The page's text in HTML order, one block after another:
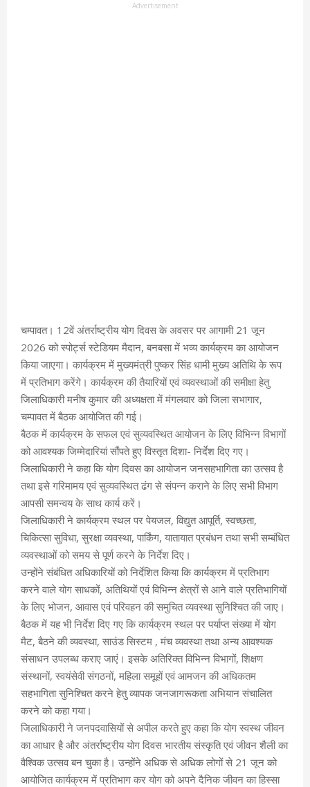
Advertisement
चम्पावत। 12वें अंतर्राष्ट्रीय योग दिवस के अवसर पर आगामी 21 जून
2026 को स्पोर्ट्स स्टेडियम मैदान, बनबसा में भव्य कार्यक्रम का आयोजन
किया जाएगा। कार्यक्रम में मुख्यमंत्री पुष्कर सिंह धामी मुख्य अतिथि के रूप
में प्रतिभाग करेंगे। कार्यक्रम की तैयारियों एवं व्यवस्थाओं की समीक्षा हेतु
जिलाधिकारी मनीष कुमार की अध्यक्षता में मंगलवार को जिला सभागार,
चम्पावत में बैठक आयोजित की गई।
बैठक में कार्यक्रम के सफल एवं सुव्यवस्थित आयोजन के लिए विभिन्न विभागों
को आवश्यक जिम्मेदारियां सौंपते हुए विस्तृत दिशा- निर्देश दिए गए।
जिलाधिकारी ने कहा कि योग दिवस का आयोजन जनसहभागिता का उत्सव है
तथा इसे गरिमामय एवं सुव्यवस्थित ढंग से संपन्न कराने के लिए सभी विभाग
आपसी समन्वय के साथ कार्य करें।
जिलाधिकारी ने कार्यक्रम स्थल पर पेयजल, विद्युत आपूर्ति, स्वच्छता,
चिकित्सा सुविधा, सुरक्षा व्यवस्था, पार्किंग, यातायात प्रबंधन तथा सभी सम्बंधित
व्यवस्थाओं को समय से पूर्ण करने के निर्देश दिए।
उन्होंने संबंधित अधिकारियों को निर्देशित किया कि कार्यक्रम में प्रतिभाग
करने वाले योग साधकों, अतिथियों एवं विभिन्न क्षेत्रों से आने वाले प्रतिभागियों
के लिए भोजन, आवास एवं परिवहन की समुचित व्यवस्था सुनिश्चित की जाए।
बैठक में यह भी निर्देश दिए गए कि कार्यक्रम स्थल पर पर्याप्त संख्या में योग
मैट, बैठने की व्यवस्था, साउंड सिस्टम , मंच व्यवस्था तथा अन्य आवश्यक
संसाधन उपलब्ध कराए जाएं। इसके अतिरिक्त विभिन्न विभागों, शिक्षण
संस्थानों, स्वयंसेवी संगठनों, महिला समूहों एवं आमजन की अधिकतम
सहभागिता सुनिश्चित करने हेतु व्यापक जनजागरूकता अभियान संचालित
करने को कहा गया।
जिलाधिकारी ने जनपदवासियों से अपील करते हुए कहा कि योग स्वस्थ जीवन
का आधार है और अंतर्राष्ट्रीय योग दिवस भारतीय संस्कृति एवं जीवन शैली का
वैश्विक उत्सव बन चुका है। उन्होंने अधिक से अधिक लोगों से 21 जून को
आयोजित कार्यक्रम में प्रतिभाग कर योग को अपने दैनिक जीवन का हिस्सा